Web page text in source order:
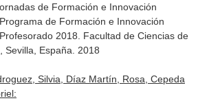
de Formación e Innovación
de Formación e Innovación
2018. Facultad de Ciencias de
Sevilla, España. 2018
Silvia, Díaz Martín, Rosa, Cepeda